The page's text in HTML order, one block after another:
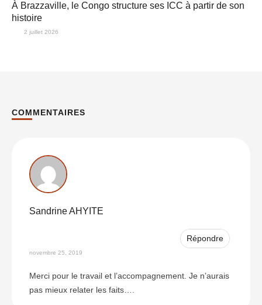
À Brazzaville, le Congo structure ses ICC à partir de son
histoire
2 juillet 2026
COMMENTAIRES
Sandrine AHYITE
Répondre
novembre 25, 2019
Merci pour le travail et l’accompagnement. Je n’aurais
pas mieux relater les faits….